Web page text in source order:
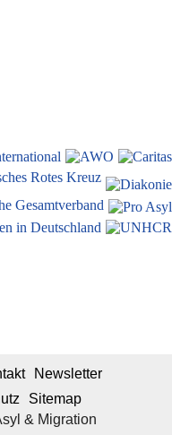
& Migration
Newsletter
Sitemap